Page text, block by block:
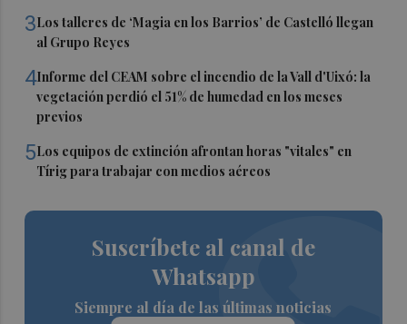
3Los talleres de ‘Magia en los Barrios’ de Castelló llegan
al Grupo Reyes
4Informe del CEAM sobre el incendio de la Vall d'Uixó: la
vegetación perdió el 51% de humedad en los meses
previos
5Los equipos de extinción afrontan horas "vitales" en
Tírig para trabajar con medios aéreos
Suscríbete al canal de
Whatsapp
Siempre al día de las últimas noticias